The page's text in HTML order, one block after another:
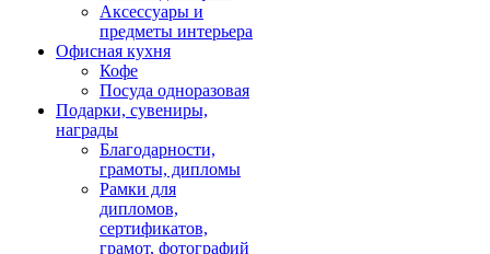
Аксессуары и
предметы интерьера
Офисная кухня
Кофе
Посуда одноразовая
Подарки, сувениры,
награды
Благодарности,
грамоты, дипломы
Рамки для
дипломов,
сертификатов,
грамот, фотографий